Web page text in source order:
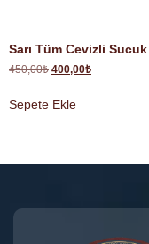
Sarı Tüm Cevizli Sucuk
450,00₺ 400,00₺
Sepete Ekle